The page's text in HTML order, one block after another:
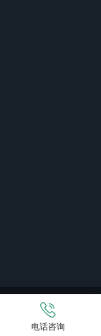
网站地图 粤ICP备
电话咨询